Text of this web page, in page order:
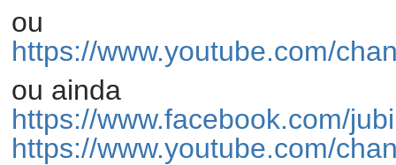
ou
https://www.youtube.com/
ou ainda
https://www.facebook.com/
https://www.youtube.com/